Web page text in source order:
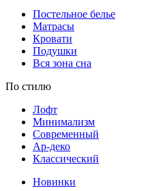
Постельное белье
Матрасы
Кровати
Подушки